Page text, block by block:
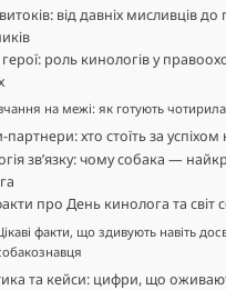
витоків: від давніх мисливців
герої: роль кинологів у
на межі: як готують
хто стоїть за успіхом
зв’язку: чому собака —
про День кинолога та світ
факти, що здивують навіть
та кейси: цифри, що